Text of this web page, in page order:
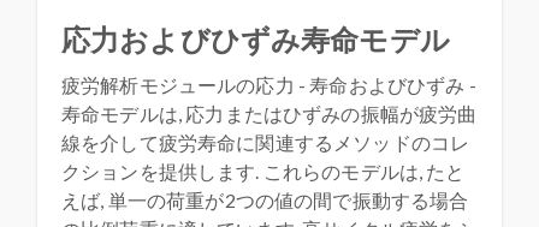
応力およびひずみ寿命モデル
疲労解析モジュールの応力 - 寿命およびひずみ -
寿命モデルは, 応力またはひずみの振幅が疲労曲
線を介して疲労寿命に関連するメソッドのコレ
クションを提供します. これらのモデルは, たと
えば, 単一の荷重が2つの値の間で振動する場合